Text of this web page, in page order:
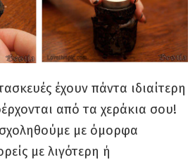
έχουν πάντα ιδιαίτερη
από τα χεράκια σου!
με όμορφα
με λιγότερη ή